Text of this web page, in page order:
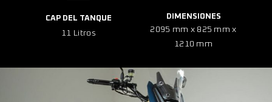
CAP DEL TANQUE
11 Litros
DIMENSIONES
2095 mm x 825 mm x
1210 mm